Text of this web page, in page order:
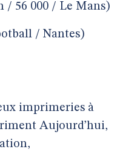
56 000 / Le Mans)
/ Nantes)
imprimeries à
Aujourd’hui,